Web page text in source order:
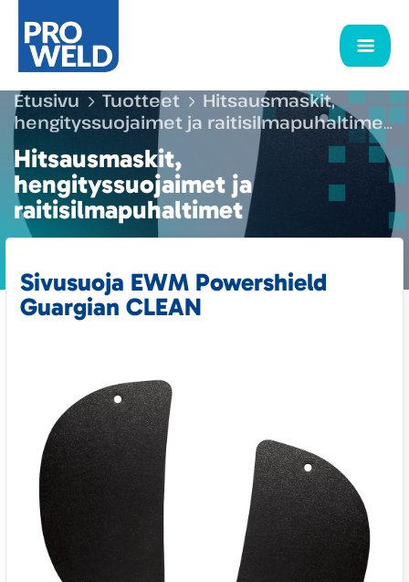
Etusivu Tuotteet
Hitsausmaskit,
hengityssuojaimet ja raitisilmapuhaltimet
Maskien ja puhaltimien kulutusosat ja
tarvikkeet
Sivusuoja EWM Powershield
Guargian CLEAN
Hitsausmaskit,
hengityssuojaimet ja
raitisilmapuhaltimet
Sivusuoja EWM Powershield
Guargian CLEAN